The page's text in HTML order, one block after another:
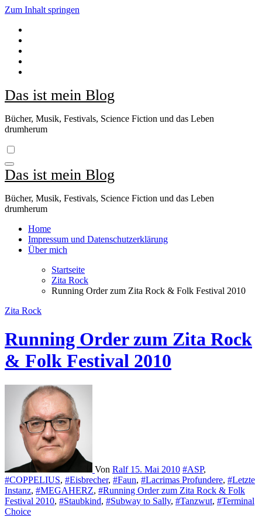
Zum Inhalt springen
Das ist mein Blog
Bücher, Musik, Festivals, Science Fiction und das Leben
drumherum
Das ist mein Blog
Bücher, Musik, Festivals, Science Fiction und das Leben
drumherum
Home
Impressum und Datenschutzerklärung
Über mich
Startseite
Zita Rock
Running Order zum Zita Rock & Folk Festival 2010
Zita Rock
Running Order zum Zita Rock
& Folk Festival 2010
Von Ralf 15. Mai 2010 #ASP,
#COPPELIUS, #Eisbrecher, #Faun, #Lacrimas Profundere, #Letzte
Instanz, #MEGAHERZ, #Running Order zum Zita Rock & Folk
Festival 2010, #Staubkind, #Subway to Sally, #Tanzwut, #Terminal
Choice